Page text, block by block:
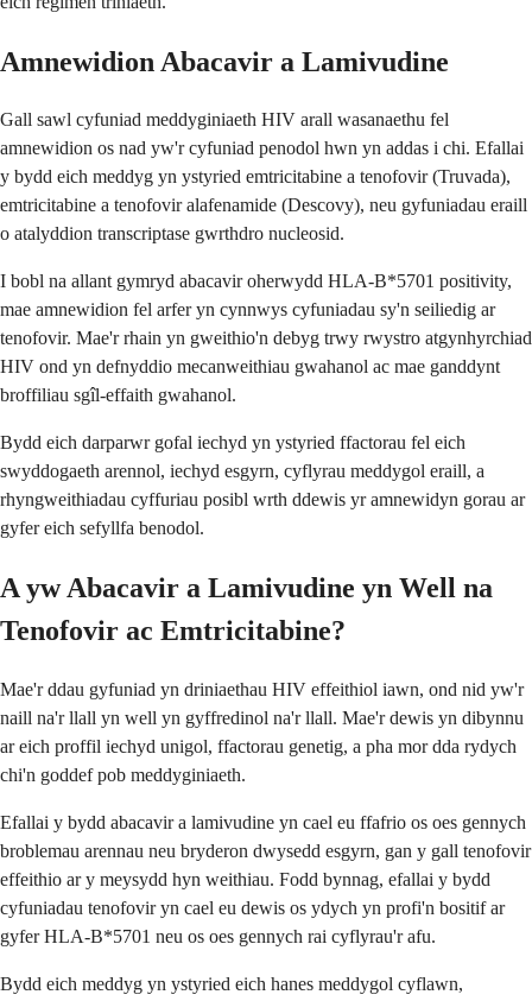
Amnewidion Abacavir a Lamivudine
Gall sawl cyfuniad meddyginiaeth HIV arall wasanaethu fel
amnewidion os nad yw'r cyfuniad penodol hwn yn addas i chi. Efallai
y bydd eich meddyg yn ystyried emtricitabine a tenofovir (Truvada),
emtricitabine a tenofovir alafenamide (Descovy), neu gyfuniadau eraill
o atalyddion transcriptase gwrthdro nucleosid.
I bobl na allant gymryd abacavir oherwydd HLA-B*5701 positivity,
mae amnewidion fel arfer yn cynnwys cyfuniadau sy'n seiliedig ar
tenofovir. Mae'r rhain yn gweithio'n debyg trwy rwystro atgynhyrchiad
HIV ond yn defnyddio mecanweithiau gwahanol ac mae ganddynt
broffiliau sgîl-effaith gwahanol.
Bydd eich darparwr gofal iechyd yn ystyried ffactorau fel eich
swyddogaeth arennol, iechyd esgyrn, cyflyrau meddygol eraill, a
rhyngweithiadau cyffuriau posibl wrth ddewis yr amnewidyn gorau ar
gyfer eich sefyllfa benodol.
A yw Abacavir a Lamivudine yn Well na
Tenofovir ac Emtricitabine?
Mae'r ddau gyfuniad yn driniaethau HIV effeithiol iawn, ond nid yw'r
naill na'r llall yn well yn gyffredinol na'r llall. Mae'r dewis yn dibynnu
ar eich proffil iechyd unigol, ffactorau genetig, a pha mor dda rydych
chi'n goddef pob meddyginiaeth.
Efallai y bydd abacavir a lamivudine yn cael eu ffafrio os oes gennych
broblemau arennau neu bryderon dwysedd esgyrn, gan y gall tenofovir
effeithio ar y meysydd hyn weithiau. Fodd bynnag, efallai y bydd
cyfuniadau tenofovir yn cael eu dewis os ydych yn profi'n bositif ar
gyfer HLA-B*5701 neu os oes gennych rai cyflyrau'r afu.
Bydd eich meddyg yn ystyried eich hanes meddygol cyflawn,